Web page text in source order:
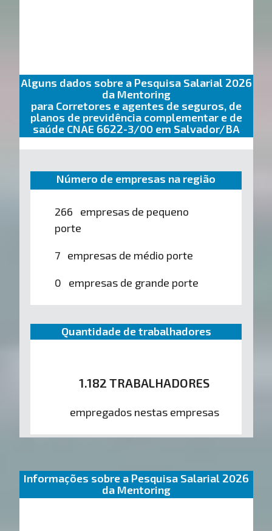
Alguns dados sobre a Pesquisa Salarial 2026
da Mentoring
para Corretores e agentes de seguros, de
planos de previdência complementar e de
saúde CNAE 6622-3/00 em Salvador/BA
Número de empresas na região
266 empresas de pequeno
porte
7 empresas de médio porte
0 empresas de grande porte
Quantidade de trabalhadores
1.182 TRABALHADORES
empregados nestas empresas
Informações sobre a Pesquisa Salarial 2026
da Mentoring